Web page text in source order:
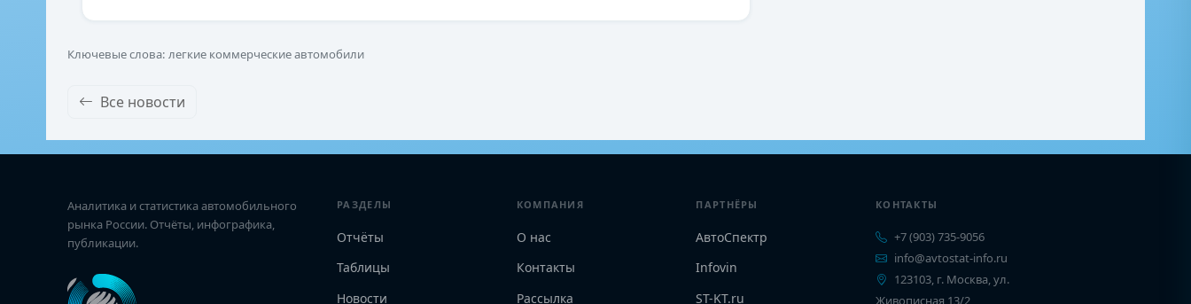
Ключевые слова: легкие коммерческие автомобили
Все новости
Аналитика и статистика автомобильного
рынка России. Отчёты, инфографика,
публикации.
РАЗДЕЛЫ
Отчёты
Таблицы
Новости
КОМПАНИЯ
О нас
Контакты
Рассылка
ПАРТНЁРЫ
АвтоСпектр
Infovin
ST-KT.ru
КОНТАКТЫ
+7 (903) 735-9056
info@avtostat-info.ru
123103, г. Москва, ул.
Живописная 13/2